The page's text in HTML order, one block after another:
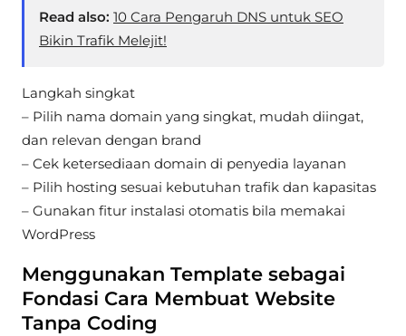
Read also: 10 Cara Pengaruh DNS untuk SEO
Bikin Trafik Melejit!
Langkah singkat
– Pilih nama domain yang singkat, mudah diingat,
dan relevan dengan brand
– Cek ketersediaan domain di penyedia layanan
– Pilih hosting sesuai kebutuhan trafik dan kapasitas
– Gunakan fitur instalasi otomatis bila memakai
WordPress
Menggunakan Template sebagai
Fondasi Cara Membuat Website
Tanpa Coding